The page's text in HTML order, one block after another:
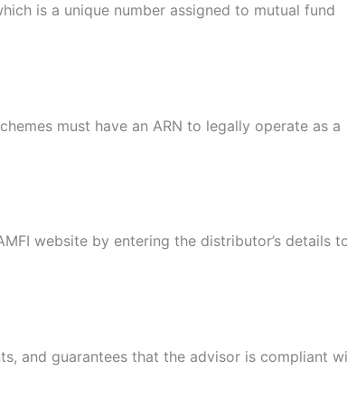
is a unique number assigned to mutual fund
must have an ARN to legally operate as a
website by entering the distributor’s details
and guarantees that the advisor is compliant